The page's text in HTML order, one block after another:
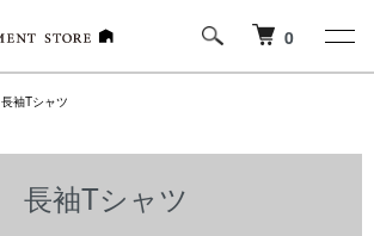
0
長袖Tシャツ
長袖Tシャツ